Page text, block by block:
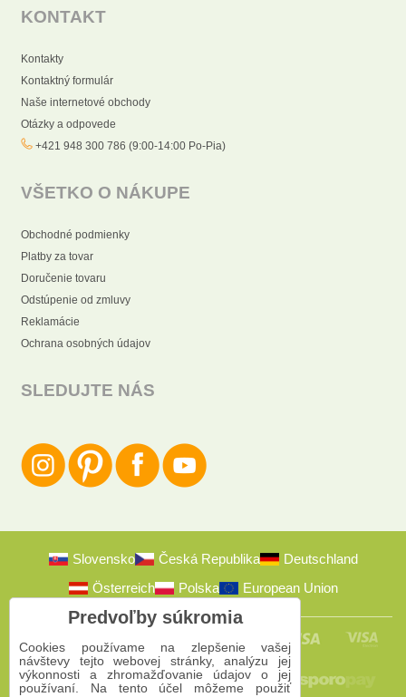
KONTAKT
Kontakty
Kontaktný formulár
Naše internetové obchody
Otázky a odpovede
+421 948 300 786 (9:00-14:00 Po-Pia)
VŠETKO O NÁKUPE
Obchodné podmienky
Platby za tovar
Doručenie tovaru
Odstúpenie od zmluvy
Reklamácie
Ochrana osobných údajov
SLEDUJTE NÁS
Slovensko Česká Republika
Deutschland
Österreich
Polska European Union
Predvoľby súkromia
Cookies používame na zlepšenie vašej
návštevy tejto webovej stránky, analýzu jej
výkonnosti a zhromažďovanie údajov o jej
používaní. Na tento účel môžeme použiť